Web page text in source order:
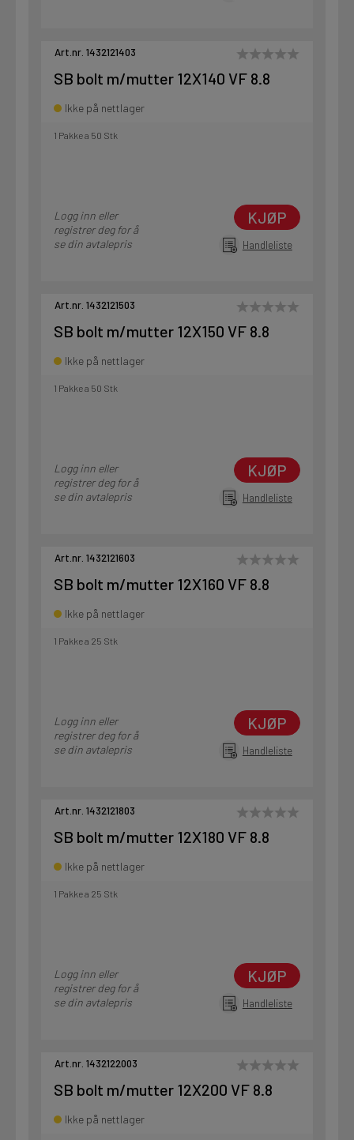
Art.nr. 1432121403
SB bolt m/mutter 12X140 VF 8.8
Ikke på nettlager
1 Pakke a 50 Stk
Logg inn eller
registrer deg for å
se din avtalepris
KJØP
Handleliste
Art.nr. 1432121503
SB bolt m/mutter 12X150 VF 8.8
Ikke på nettlager
1 Pakke a 50 Stk
Logg inn eller
registrer deg for å
se din avtalepris
KJØP
Handleliste
Art.nr. 1432121603
SB bolt m/mutter 12X160 VF 8.8
Ikke på nettlager
1 Pakke a 25 Stk
Logg inn eller
registrer deg for å
se din avtalepris
KJØP
Handleliste
Art.nr. 1432121803
SB bolt m/mutter 12X180 VF 8.8
Ikke på nettlager
1 Pakke a 25 Stk
Logg inn eller
registrer deg for å
se din avtalepris
KJØP
Handleliste
Art.nr. 1432122003
SB bolt m/mutter 12X200 VF 8.8
Ikke på nettlager